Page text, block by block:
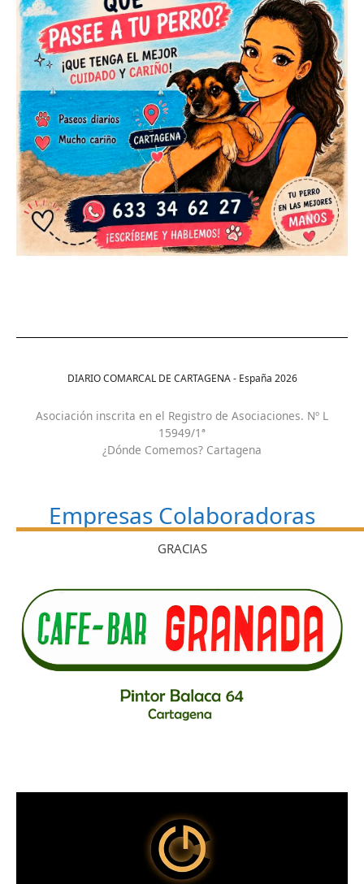
DIARIO COMARCAL DE CARTAGENA - España 2026
Asociación inscrita en el Registro de Asociaciones. Nº L
15949/1ª
¿Dónde Comemos? Cartagena
Empresas Colaboradoras
GRACIAS